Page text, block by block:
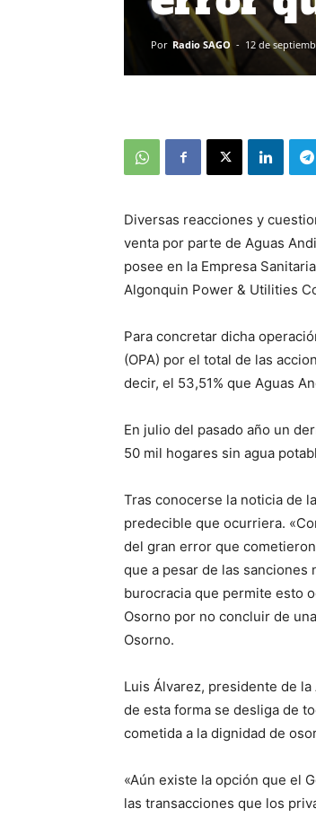
Por Radio SAGO - 12 de
Diversas reacciones y
venta por parte de Aguas
posee en la Empresa
Algonquin Power & Utilities
Para concretar dicha
(OPA) por el total de las
decir, el 53,51% que Aguas
En julio del pasado año un
50 mil hogares sin agua
Tras conocerse la noticia de
predecible que ocurriera.
del gran error que
que a pesar de las sanciones
burocracia que permite esto
Osorno por no concluir de
Osorno.
Luis Álvarez, presidente de
de esta forma se desliga de
cometida a la dignidad de
«Aún existe la opción que el
las transacciones que los